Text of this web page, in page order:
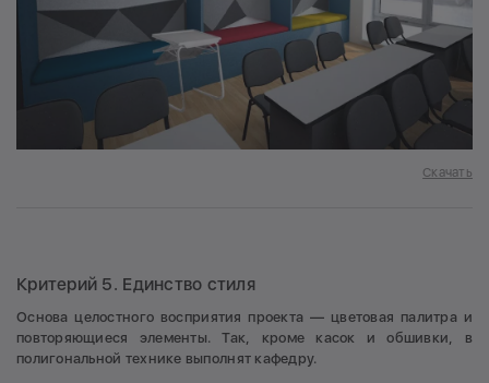
Скачать
Критерий 5. Единство стиля
Основа целостного восприятия проекта — цветовая палитра и
повторяющиеся элементы. Так, кроме касок и обшивки, в
полигональной технике выполнят кафедру.